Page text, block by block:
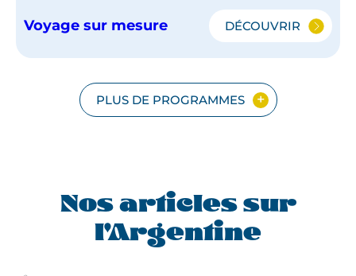
Voyage sur mesure DÉCOUVRIR
PATAGONIE
OUEST
ARGENTIN
PLUS DE PROGRAMMES
Nos articles sur
l'Argentine